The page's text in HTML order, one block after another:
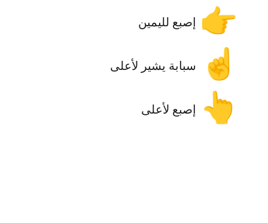
👉 إصبع لليمين
☝️ سبابة يشير لأعلى
👆 إصبع لأعلى